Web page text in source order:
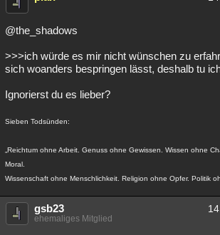
@the_shadows
>>>ich würde es mir nicht wünschen zu
sich woanders bespringen lässt, deshalb tu
Ignorierst du es lieber?
Sieben Todsünden:
„Reichtum ohne Arbeit. Genuss ohne Gewissen. Wissen ohne
Moral.
Wissenschaft ohne Menschlichkeit. Religion ohne Opfer. Politik
gsb23
ehemaliges Mitglied